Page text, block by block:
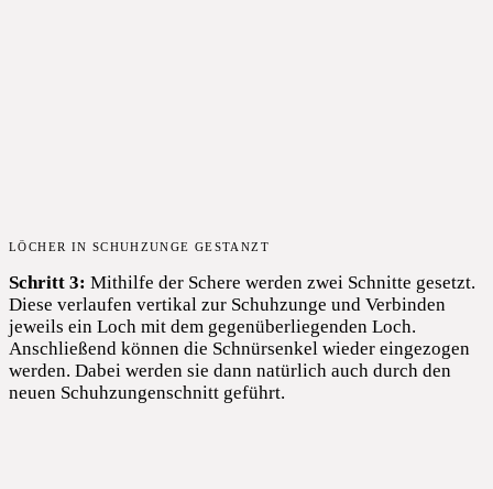
LÖCHER IN SCHUHZUNGE GESTANZT
Schritt 3: Mithilfe der Schere werden zwei Schnitte gesetzt.
Diese verlaufen vertikal zur Schuhzunge und Verbinden
jeweils ein Loch mit dem gegenüberliegenden Loch.
Anschließend können die Schnürsenkel wieder eingezogen
werden. Dabei werden sie dann natürlich auch durch den
neuen Schuhzungenschnitt geführt.